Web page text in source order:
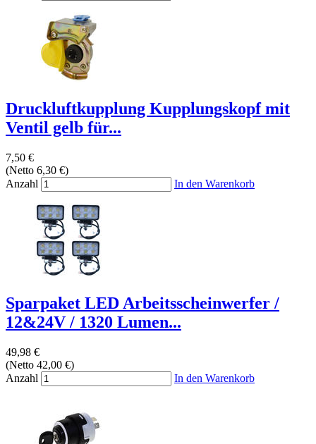
Druckluftkupplung Kupplungskopf mit
Ventil gelb für...
7,50 €
(Netto 6,30 €)
Anzahl
In den Warenkorb
Sparpaket LED Arbeitsscheinwerfer /
12&24V / 1320 Lumen...
49,98 €
(Netto 42,00 €)
Anzahl
In den Warenkorb